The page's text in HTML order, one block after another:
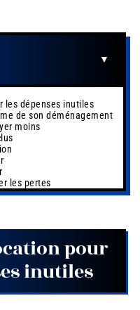
les dépenses inutiles
de son déménagement
moins
les pertes
pour
inutiles